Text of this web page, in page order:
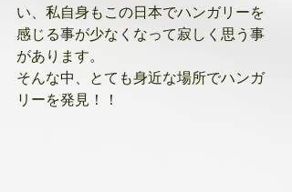
い、私自身もこの日本でハンガリーを
感じる事が少なくなって寂しく思う事
があります。
そんな中、とても身近な場所でハンガ
リーを発見！！